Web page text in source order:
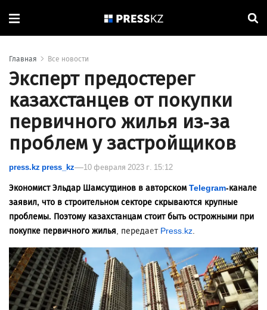
Главная Все новости
Эксперт предостерег
казахстанцев от покупки
первичного жилья из-за
проблем у застройщиков
press.kz press_kz 10 февраля 2023 г. 15:12
Экономист Эльдар Шамсутдинов в авторскомTelegram-канале
заявил, что в строительном секторе скрываются крупные
проблемы. Поэтому казахстанцам стоит быть острожными при
покупке первичного жилья, передает Press.kz.